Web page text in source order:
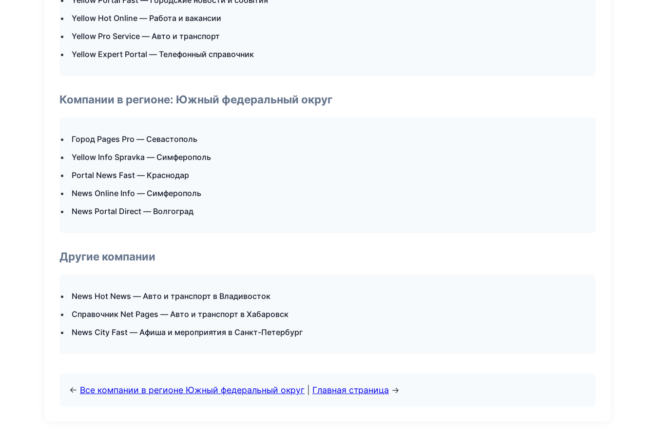
Yellow Hot Online — Работа и вакансии
Yellow Pro Service — Авто и транспорт
Yellow Expert Portal — Телефонный справочник
Компании в регионе: Южный федеральный округ
Город Pages Pro — Севастополь
Yellow Info Spravka — Симферополь
Portal News Fast — Краснодар
News Online Info — Симферополь
News Portal Direct — Волгоград
Другие компании
News Hot News — Авто и транспорт в Владивосток
Справочник Net Pages — Авто и транспорт в Хабаровск
News City Fast — Афиша и мероприятия в Санкт-Петербург
← Все компании в регионе Южный федеральный округ Главная страница →